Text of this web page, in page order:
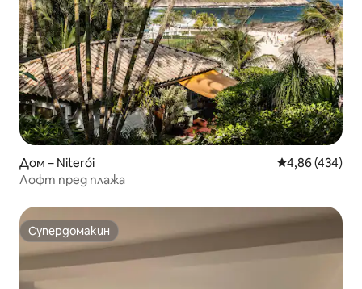
Дом – Niterói Средна
4,86 (434)
Лофт пред плажа
Супердомакин
Супердомакин